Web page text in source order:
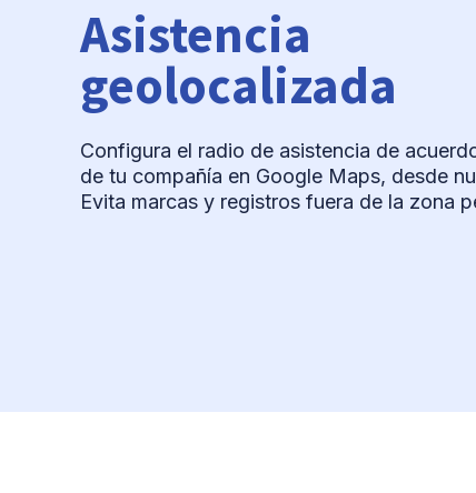
Asistencia
geolocalizada
Configura el radio de asistencia de
de tu compañía en Google Maps, desde
Evita marcas y registros fuera de la zona